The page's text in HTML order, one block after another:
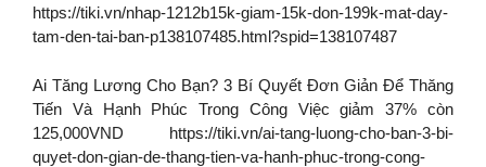
https://tiki.vn/nhap-1212b15k-giam-15k-don-199k-mat-day-
tam-den-tai-ban-p138107485.html?spid=138107487
Ai Tăng Lương Cho Bạn? 3 Bí Quyết Đơn Giản Để Thăng
Tiến Và Hạnh Phúc Trong Công Việc giảm 37% còn
125,000VND https://tiki.vn/ai-tang-luong-cho-ban-3-bi-
quyet-don-gian-de-thang-tien-va-hanh-phuc-trong-cong-